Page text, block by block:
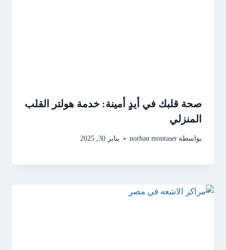
صحة قلبك في أيدٍ أمينة: خدمة هولتر القلب
المنزلي
بواسطة norhan montaser يناير 30, 2025